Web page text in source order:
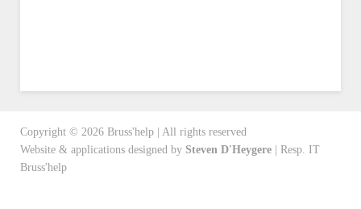
Copyright © 2026 Bruss'help | All rights reserved
Website & applications designed by Steven D'Heygere | Resp. IT
Bruss'help